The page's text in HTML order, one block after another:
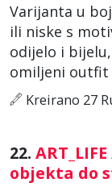
Varijanta u
ili niske s
odijelo i
omiljeni outfit
Kreirano 27
22.
objekta do